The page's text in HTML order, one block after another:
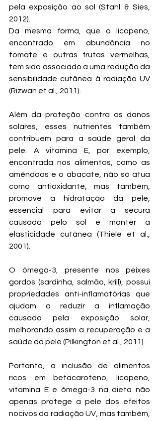
pela exposição ao sol (Stahl & Sies,
2012).
Da mesma forma, que o licopeno,
encontrado em abundância no
tomate e outras frutas vermelhas,
tem sido associado a uma redução da
sensibilidade cutânea à radiação UV
(Rizwan et al., 2011).
Além da proteção contra os danos
solares, esses nutrientes também
contribuem para a saúde geral da
pele. A vitamina E, por exemplo,
encontrada nos alimentos, como as
amêndoas e o abacate, não só atua
como antioxidante, mas também,
promove a hidratação da pele,
essencial para evitar a secura
causada pelo sol e manter a
elasticidade cutânea (Thiele et al.,
2001).
O ômega-3, presente nos peixes
gordos (sardinha, salmão, krill), possui
propriedades anti-inflamatórias que
ajudam a reduzir a inflamação
causada pela exposição solar,
melhorando assim a recuperação e a
saúde da pele (Pilkington et al., 2011).
Portanto, a inclusão de alimentos
ricos em betacaroteno, licopeno,
vitamina E e ômega-3 na dieta não
apenas protege a pele dos efeitos
nocivos da radiação UV, mas também,